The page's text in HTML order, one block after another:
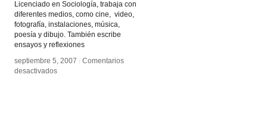
Licenciado en Sociología, trabaja con
diferentes medios, como cine, video,
fotografía, instalaciones, música,
poesía y dibujo. También escribe
ensayos y reflexiones
septiembre 5, 2007 / Comentarios
desactivadosen
septiembre 5, 2007 / Comentarios
desactivadosen